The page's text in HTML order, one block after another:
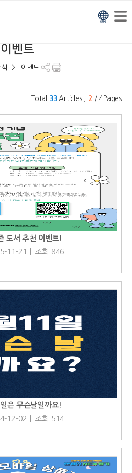
이벤트
식 > 이벤트
Total 33Articles , 2 / 4Pages
도서 추천 이벤트!
11-21 | 조회 846
은 무슨날일까요!
12-02 | 조회 514